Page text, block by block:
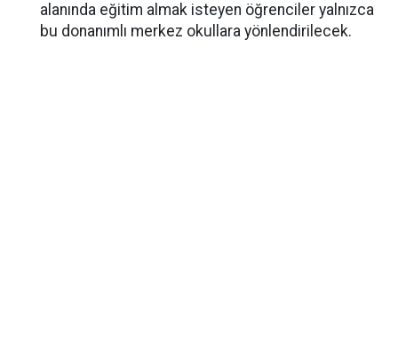
alanında eğitim almak isteyen öğrenciler yalnızca
bu donanımlı merkez okullara yönlendirilecek.